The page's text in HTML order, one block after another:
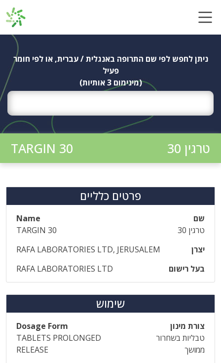
ניתן לחפש לפי שם התרופה באנגלית / עברית, או לפי חומר
פעיל
(מינימום 3 אותיות)
טרגין 30 TARGIN 30
פרטים כלליים
שם
Name
טרגין 30
TARGIN 30
יצרן
RAFA LABORATORIES LTD, JERUSALEM
בעל רישום
RAFA LABORATORIES LTD
שימוש
צורת מינון
Dosage Form
טבליות בשחרור
ממושך
TABLETS PROLONGED
RELEASE